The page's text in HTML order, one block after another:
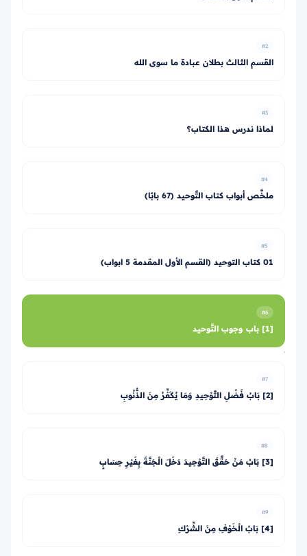
#2
القسم الثالث بطلان عبادة ما سوى الله
#3
لماذا ندرس هذا الكتاب؟
#4
ملخَّص أبواب كتاب التَّوحيد (67 بابًا)
#5
01 كتاب التوحيد (القسم الأول المقدمة 5 ابواب)
#6
[1] باب وجوب التَّوحيد
#7
[2] بَابُ فَضْلِ التَّوْحِيدِ وَمَا يُكَفِّرُ مِنَ الذُّنُوبِ
#8
[3] بَابٌ مَنْ حَقَّقَ التَّوْحِيدَ دَخَلَ الْجَنَّةَ بِغَيْرِ حِسَابٍ
#9
[4] بَابُ الْخَوْفِ مِنَ الشِّرْكِ